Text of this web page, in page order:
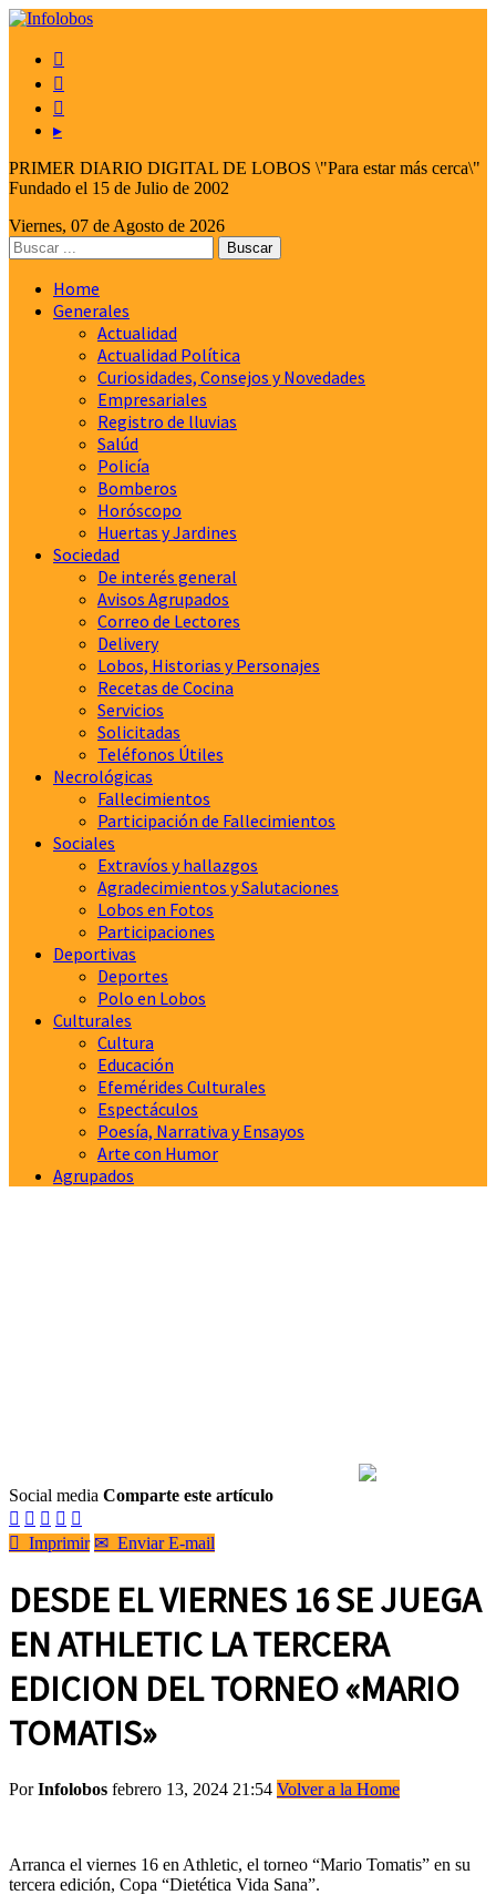



▸
PRIMER DIARIO DIGITAL DE LOBOS \"Para estar más cerca\"
Fundado el 15 de Julio de 2002
Viernes, 07 de Agosto de 2026
Home
Generales
Actualidad
Actualidad Política
Curiosidades, Consejos y Novedades
Empresariales
Registro de lluvias
Salúd
Policía
Bomberos
Horóscopo
Huertas y Jardines
Sociedad
De interés general
Avisos Agrupados
Correo de Lectores
Delivery
Lobos, Historias y Personajes
Recetas de Cocina
Servicios
Solicitadas
Teléfonos Útiles
Necrológicas
Fallecimientos
Participación de Fallecimientos
Sociales
Extravíos y hallazgos
Agradecimientos y Salutaciones
Lobos en Fotos
Participaciones
Deportivas
Deportes
Polo en Lobos
Culturales
Cultura
Educación
Efemérides Culturales
Espectáculos
Poesía, Narrativa y Ensayos
Arte con Humor
Agrupados
Social media Comparte este artículo
    
 Imprimir ✉ Enviar E-mail
DESDE EL VIERNES 16 SE JUEGA
EN ATHLETIC LA TERCERA
EDICION DEL TORNEO «MARIO
TOMATIS»
PorInfolobos febrero 13, 2024 21:54 Volver a la Home
Arranca el viernes 16 en Athletic, el torneo “Mario Tomatis” en su
tercera edición, Copa “Dietética Vida Sana”.